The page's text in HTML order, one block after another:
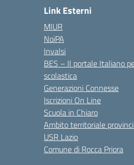
Link Esterni
MIUR
NoiPA
Invalsi
BES – Il portale Italiano
scolastica
Generazioni Connesse
Iscrizioni On Line
Scuola in Chiaro
Ambito territoriale
USR Lazio
Comune di Rocca Priora